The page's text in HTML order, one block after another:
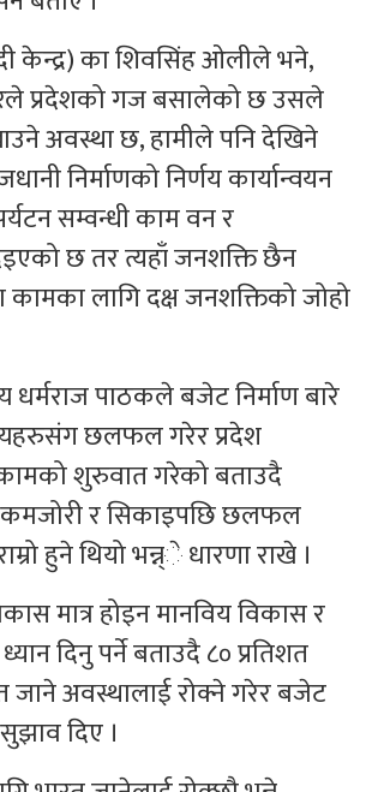
केन्द्र) का शिवसिंह ओलीले भने,
प्रदेशको गज बसालेको छ उसले
अवस्था छ, हामीले पनि देखिने
निर्माणको निर्णय कार्यान्वयन
सम्वन्धी काम वन र
छ तर त्यहाँ जनशक्ति छैन
लागि दक्ष जनशक्तिको जोहो
धर्मराज पाठकले बजेट निर्माण बारे
छलफल गरेर प्रदेश
शुरुवात गरेको बताउदै
र सिकाइपछि छलफल
हुने थियो भन्न्े धारणा राखे ।
मात्र होइन मानविय विकास र
दिनु पर्ने बताउदै ८० प्रतिशत
जाने अवस्थालाई रोक्ने गरेर बजेट
दिए ।